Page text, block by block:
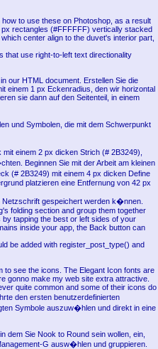
to use these on Photoshop, as a result
px rectangles (#FFFFFF) vertically stacked
center align to the duvet's interior part,
that use right-to-left text directionality
our HTML document. Erstellen Sie die
einem 1 px Eckenradius, den wir horizontal
sie dann auf den Seitenteil, in einem
und Symbolen, die mit dem Schwerpunkt
einem 2 px dicken Strich (# 2B3249),
Beginnen Sie mit der Arbeit am kleinen
(# 2B3249) mit einem 4 px dicken Define
platzieren eine Entfernung von 42 px
gespeichert werden k�nnen.
folding section and group them together
tapping the best or left sides of your
inside your app, the Back button can
be added with register_post_type() and
to see the icons. The Elegant Icon fonts are
gonno make my web site extra attractive.
quite common and some of their icons do
den ersten benutzerdefinierten
Symbole auszuw�hlen und direkt in eine
dem Sie Nook to Round sein wollen, ein,
G ausw�hlen und gruppieren.